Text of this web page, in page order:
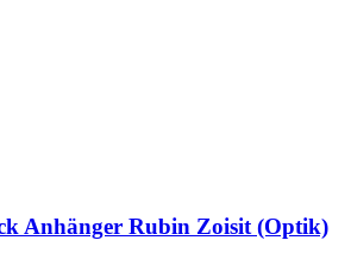
Anhänger Rubin Zoisit (Optik)